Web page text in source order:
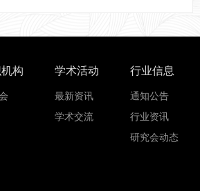
构
最新资讯
学术交流
学术活动
通知公告
行业资讯
研究会动态
行业信息